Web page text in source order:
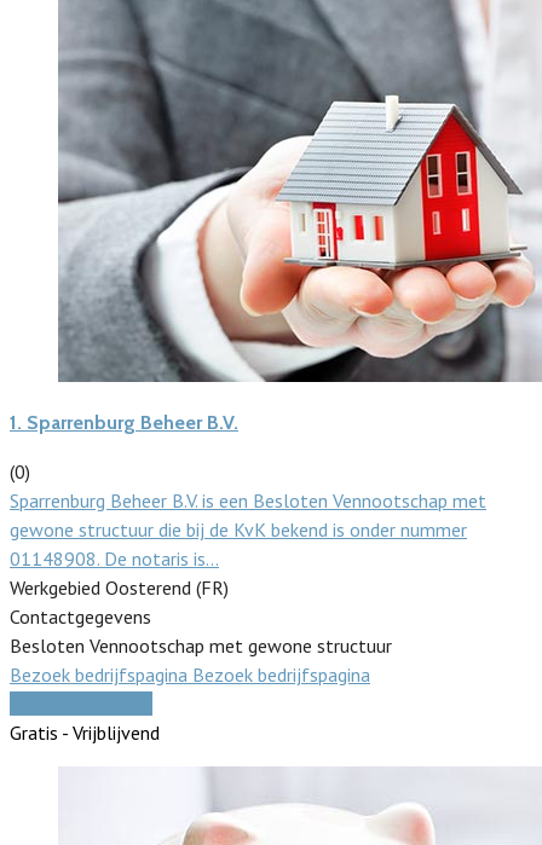
1. Sparrenburg Beheer B.V.
(0)
Sparrenburg Beheer B.V. is een Besloten Vennootschap met
gewone structuur die bij de KvK bekend is onder nummer
01148908. De notaris is…
Werkgebied Oosterend (FR)
Contactgegevens
Besloten Vennootschap met gewone structuur
Bezoek bedrijfspagina Bezoek bedrijfspagina
Gratis - Vrijblijvend